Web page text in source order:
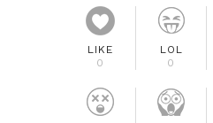
LIKE
0
LOL
0